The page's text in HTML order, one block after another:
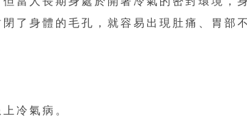
了身體的毛孔，就容易出現肚痛、胃部不
冷氣病。